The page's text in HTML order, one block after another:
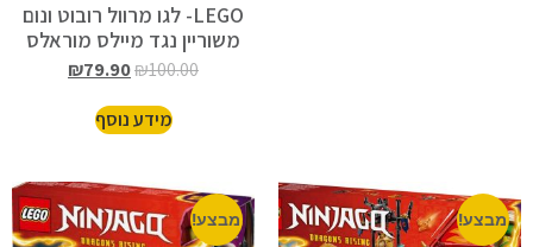
LEGO- לגו מרוול רובוט ונום
משוריין נגד מיילס מוראלס
76276
₪100.00
₪79.90
מידע נוסף
מבצע! מבצע!